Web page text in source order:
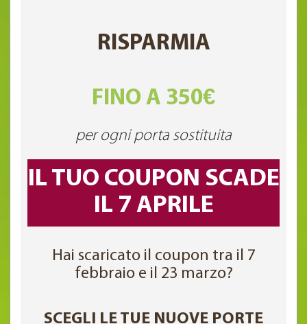
RISPARMIA
FINO A 350€
per ogni porta sostituita
IL TUO COUPON SCADE
IL 7 APRILE
Hai scaricato il coupon tra il 7
febbraio e il 23 marzo?
SCEGLI LE TUE NUOVE PORTE